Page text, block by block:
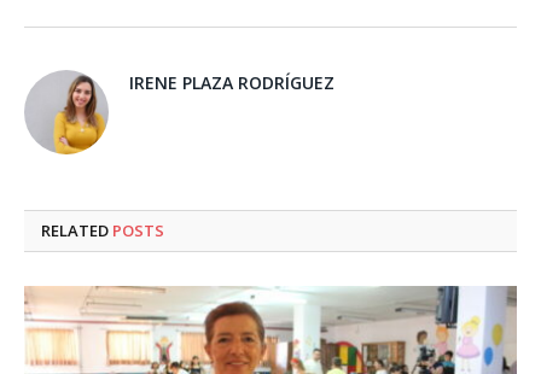
IRENE PLAZA RODRÍGUEZ
RELATED POSTS